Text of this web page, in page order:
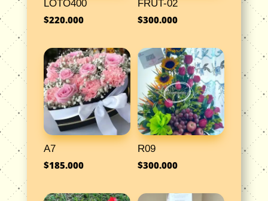
LOTO400
$220.000
FRUT-02
$300.000
A7
$185.000
R09
$300.000